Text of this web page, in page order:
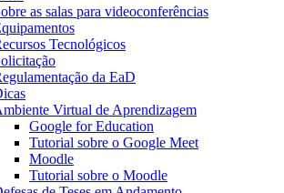
as salas para videoconferências
Tecnológicos
da EaD
Virtual de Aprendizagem
Google for Education
Tutorial sobre o Google Meet
Moodle
Tutorial sobre o Moodle